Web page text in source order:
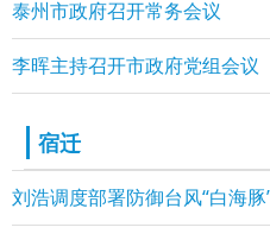
泰州市政府召开常务会议
李晖主持召开市政府党组会议
宿迁
刘浩调度部署防御台风“白海豚